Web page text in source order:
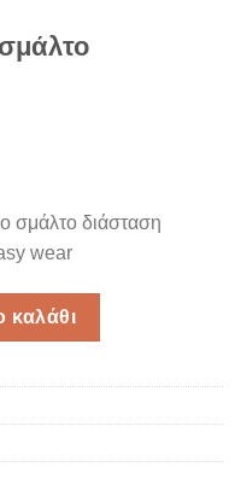
σμάλτο διάσταση
wear
καλάθι